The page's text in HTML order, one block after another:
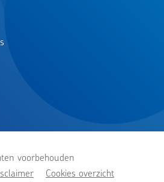
voorbehouden
Cookies overzicht